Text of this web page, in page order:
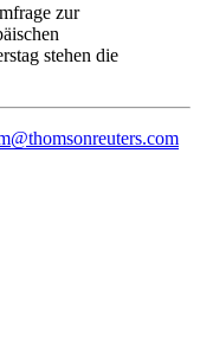
zur
stehen die